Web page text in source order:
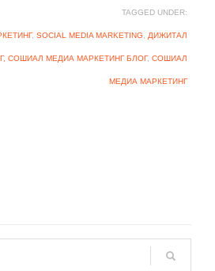
TAGGED UNDER:
, SOCIAL MEDIA MARKETING ДИЖИТАЛ
СОШИАЛ МЕДИА МАРКЕТИНГ БЛОГ, СОШИАЛ
МЕДИА МАРКЕТИНГ